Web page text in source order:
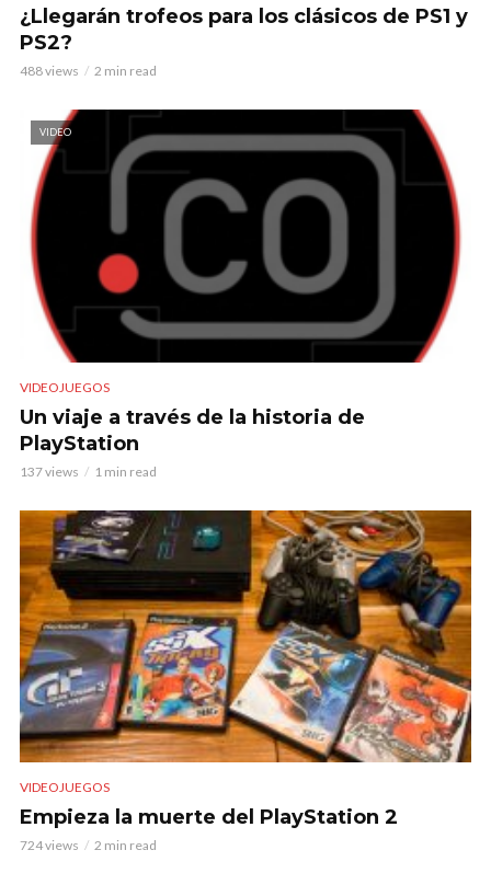
¿Llegarán trofeos para los clásicos de PS1 y
PS2?
488 views 2 min read
VIDEO
VIDEOJUEGOS
Un viaje a través de la historia de
PlayStation
137 views 1 min read
VIDEOJUEGOS
Empieza la muerte del PlayStation 2
724 views 2 min read